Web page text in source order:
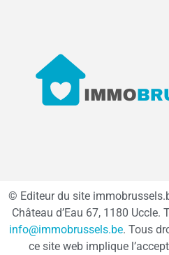
© Editeur du site
Château d’Eau 67, 1180 Uccle.
info@immobrussels.be. Tous
ce site web implique